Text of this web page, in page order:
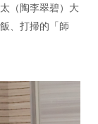
（陶李翠碧）大
、打掃的「師